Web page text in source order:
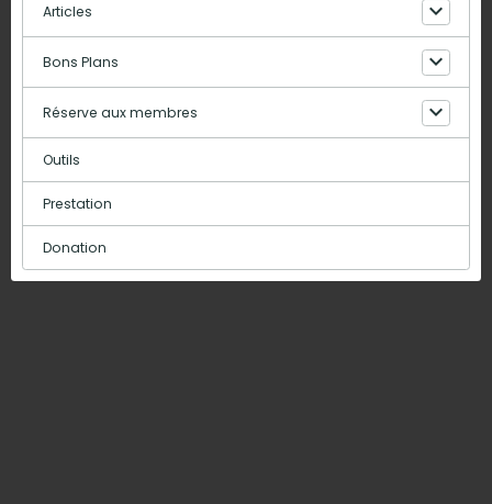
Articles
Bons Plans
Réserve aux membres
Outils
Prestation
Donation